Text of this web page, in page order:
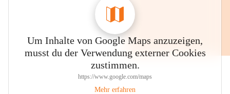
Um Inhalte von Google Maps anzuzeigen,
musst du der Verwendung externer Cookies
zustimmen.
https://www.google.com/maps
Mehr erfahren